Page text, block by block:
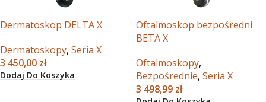
Dermatoskop DELTA X
Dermatoskopy, Seria X
3 450,00 zł
Dodaj Do Koszyka
Oftalmoskop bezpośredni
BETA X
Oftalmoskopy,
Bezpośrednie, Seria X
3 498,99 zł